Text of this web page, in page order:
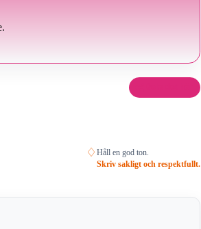
♢ Håll en god ton.
Skriv sakligt och respektfullt.